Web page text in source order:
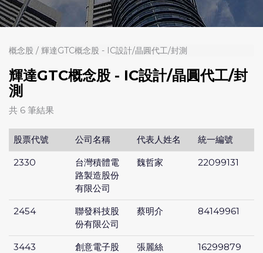
概念股 / 輝達GTC概念股 - IC設計/晶圓代工/封測
輝達GTC概念股 - IC設計/晶圓代工/封
測
共 6 筆結果
股票代號 公司名稱 代表人姓名 統一編號
2330
台灣積體電
路製造股份
有限公司
魏哲家 22099131
2454
聯發科技股
份有限公司
蔡明介 84149961
3443
創意電子股
張麗絲 16299879